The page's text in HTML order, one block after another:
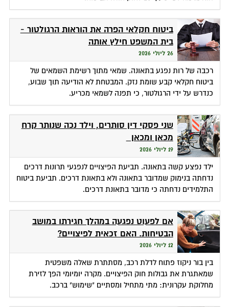
ביטוח חקלאי הפרה את הוראות הרגולטור -
בית המשפט חילץ אותה
26 ליולי 2026
רכבה של רות נפגע בתאונה. שמאי מתוך רשימת השמאים של
ביטוח חקלאי קבע שומת נזק. המבטחת לא הודיעה תוך שבוע,
כנדרש על ידי הרגולטור, כי תפנה לשמאי מכריע.
שני פסקי דין סותרים, וילד נכה שנותר קרח
מכאן ומכאן
19 ליולי 2026
ילד נפצע קשה בתאונה. תביעת הפיצויים לנפגעי תרונות דרכים
נדחתה בנימוק שמדובר בתאונה ולא בתאונת דרכים. תביעת ביטוח
התלמידים נדחתה כי מדובר בתאונת דרכים.
אם לפעוט נפגעה במהלך חגירתו במושב
הבטיחות. האם זכאית לפיצויים?
12 ליולי 2026
בין בור ניקוז פתוח לדלת רכב, מסתתרת שאלה משפטית
שמאתגרת את גבולות חוק הפיצויים. מקרה יומיומי הפך לזירת
מחלוקת עקרונית: מתי מתחיל ומסתיים "שימוש" ברכב.